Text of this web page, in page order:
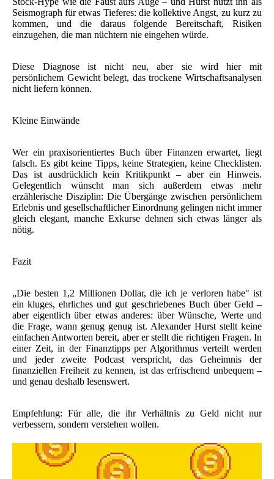
Seismograph für etwas Tieferes: die kollektive Angst, zu kurz zu
kommen, und die daraus folgende Bereitschaft, Risiken
einzugehen, die man nüchtern nie eingehen würde.
Diese Diagnose ist nicht neu, aber sie wird hier mit
persönlichem Gewicht belegt, das trockene Wirtschaftsanalysen
nicht liefern können.
Kleine Einwände
Wer ein praxisorientiertes Buch über Finanzen erwartet, liegt
falsch. Es gibt keine Tipps, keine Strategien, keine Checklisten.
Das ist ausdrücklich kein Kritikpunkt – aber ein Hinweis.
Gelegentlich wünscht man sich außerdem etwas mehr
erzählerische Disziplin: Die Übergänge zwischen persönlichem
Erlebnis und gesellschaftlicher Einordnung gelingen nicht immer
gleich elegant, manche Exkurse dehnen sich etwas länger als
nötig.
Fazit
„Die besten 1,2 Millionen Dollar, die ich je verloren habe" ist
ein kluges, ehrliches und gut geschriebenes Buch über Geld –
aber eigentlich über etwas anderes: über Wünsche, Werte und
die Frage, wann genug genug ist. Alexander Hurst stellt keine
einfachen Antworten bereit, aber er stellt die richtigen Fragen. In
einer Zeit, in der Finanztipps per Algorithmus verteilt werden
und jeder zweite Podcast verspricht, das Geheimnis der
finanziellen Freiheit zu kennen, ist das erfrischend unbequem –
und genau deshalb lesenswert.
Empfehlung: Für alle, die ihr Verhältnis zu Geld nicht nur
verbessern, sondern verstehen wollen.